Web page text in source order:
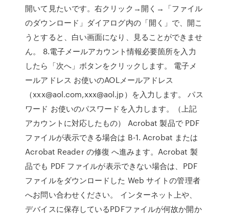
開いて見たいです。右クリック→開く→「ファイル
のダウンロード」ダイアログ内の「開く」で、開こ
うとすると、白い画面になり、見ることができませ
ん。 8.電子メールアカウント情報必要箇所を入力
したら「次へ」ボタンをクリックします。 電子メ
ールアドレス お使いのAOLメールアドレス
（xxx@aol.com,xxx@aol.jp）を入力します。 パス
ワード お使いのパスワードを入力します。（上記
アカウントに対応したもの） Acrobat 製品で PDF
ファイルが表示できる場合は B-1. Acrobat または
Acrobat Reader の修復 へ進みます。Acrobat 製
品でも PDF ファイルが表示できない場合は、PDF
ファイルをダウンロードした Web サイトの管理者
へお問い合わせください。 インターネット上や、
デバイスに保存しているPDFファイルが何故か開か